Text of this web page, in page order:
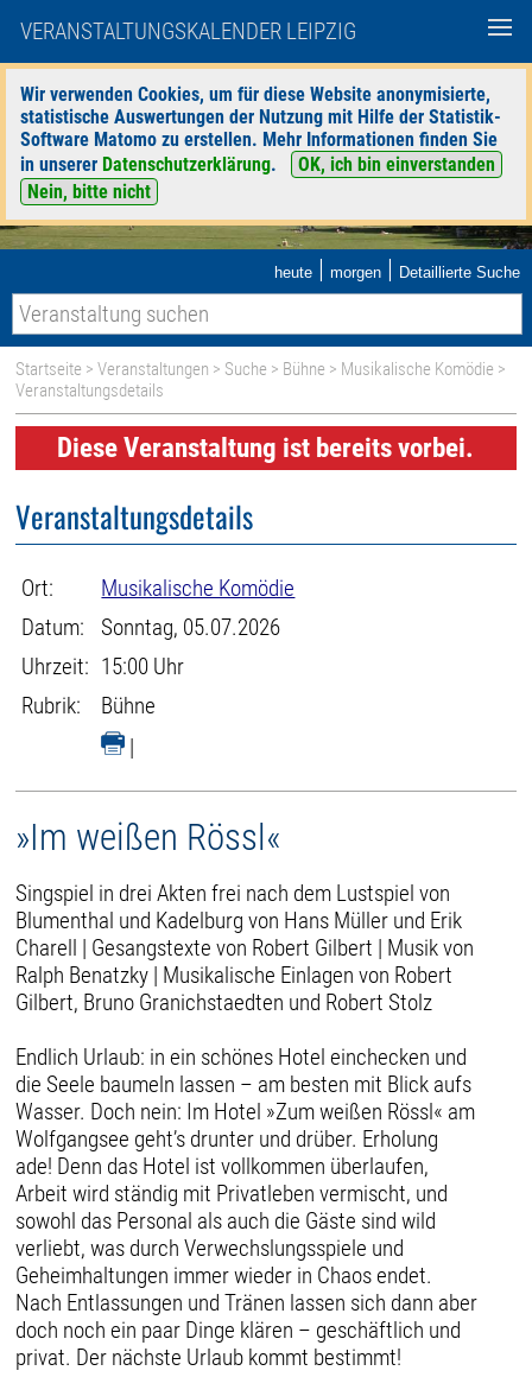
VERANSTALTUNGSKALENDER LEIPZIG
Wir verwenden Cookies, um für diese Website anonymisierte,
statistische Auswertungen der Nutzung mit Hilfe der Statistik-
Software Matomo zu erstellen. Mehr Informationen finden Sie
in unserer Datenschutzerklärung.
OK, ich bin einverstanden
Nein, bitte nicht
heute | morgen | Detaillierte Suche
Startseite >Veranstaltungen > Suche > Bühne > Musikalische Komödie >
Veranstaltungsdetails
Diese Veranstaltung ist bereits vorbei.
Veranstaltungsdetails
Ort:
Musikalische Komödie
Datum:
Sonntag, 05.07.2026
Uhrzeit: 15:00 Uhr
Rubrik:
Bühne
|
»Im weißen Rössl«
Singspiel in drei Akten frei nach dem Lustspiel von
Blumenthal und Kadelburg von Hans Müller und Erik
Charell | Gesangstexte von Robert Gilbert | Musik von
Ralph Benatzky | Musikalische Einlagen von Robert
Gilbert, Bruno Granichstaedten und Robert Stolz
Endlich Urlaub: in ein schönes Hotel einchecken und
die Seele baumeln lassen – am besten mit Blick aufs
Wasser. Doch nein: Im Hotel »Zum weißen Rössl« am
Wolfgangsee geht’s drunter und drüber. Erholung
ade! Denn das Hotel ist vollkommen überlaufen,
Arbeit wird ständig mit Privatleben vermischt, und
sowohl das Personal als auch die Gäste sind wild
verliebt, was durch Verwechslungsspiele und
Geheimhaltungen immer wieder in Chaos endet.
Nach Entlassungen und Tränen lassen sich dann aber
doch noch ein paar Dinge klären – geschäftlich und
privat. Der nächste Urlaub kommt bestimmt!